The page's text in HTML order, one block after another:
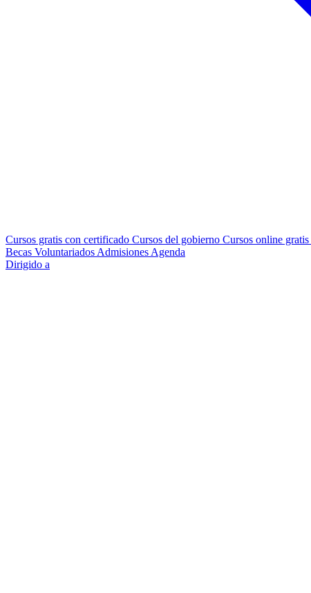
Cursos gratis con certificado Cursos del gobierno Cursos online gratis
Becas Voluntariados Admisiones Agenda
Dirigido a